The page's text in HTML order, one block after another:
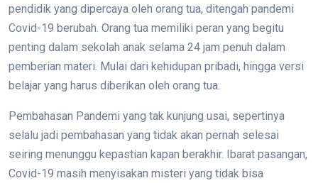
pendidik yang dipercaya oleh orang tua, ditengah pandemi
Covid-19 berubah. Orang tua memiliki peran yang begitu
penting dalam sekolah anak selama 24 jam penuh dalam
pemberian materi. Mulai dari kehidupan pribadi, hingga versi
belajar yang harus diberikan oleh orang tua.
Pembahasan Pandemi yang tak kunjung usai, sepertinya
selalu jadi pembahasan yang tidak akan pernah selesai
seiring menunggu kepastian kapan berakhir. Ibarat pasangan,
Covid-19 masih menyisakan misteri yang tidak bisa